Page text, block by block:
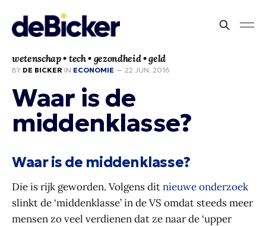
wetenschap • tech • gezondheid • geld
BY DE BICKER IN ECONOMIE — 22 JUN. 2016
Waar is de
middenklasse?
Waar is de middenklasse?
Die is rijk geworden. Volgens ditnieuwe onderzoek
slinkt de ‘middenklasse’ in de VS omdat steeds meer
mensen zo veel verdienen dat ze naar de ‘upper